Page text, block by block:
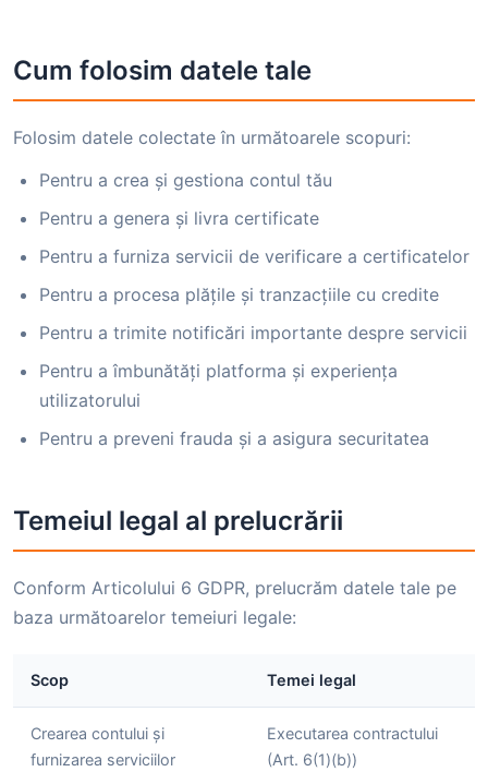
Cum folosim datele tale
Folosim datele colectate în următoarele scopuri:
Pentru a crea și gestiona contul tău
Pentru a genera și livra certificate
Pentru a furniza servicii de verificare a certificatelor
Pentru a procesa plățile și tranzacțiile cu credite
Pentru a trimite notificări importante despre servicii
Pentru a îmbunătăți platforma și experiența
utilizatorului
Pentru a preveni frauda și a asigura securitatea
Temeiul legal al prelucrării
Conform Articolului 6 GDPR, prelucrăm datele tale pe
baza următoarelor temeiuri legale:
Scop Temei legal
Crearea contului și
furnizarea serviciilor
Executarea contractului
(Art. 6(1)(b))